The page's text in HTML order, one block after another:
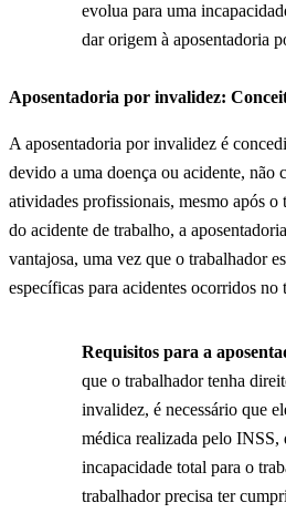
evolua para uma
dar origem à aposentadoria
Aposentadoria por invalidez:
A aposentadoria por invalidez é
devido a uma doença ou acidente, não
atividades profissionais, mesmo após
do acidente de trabalho, a
vantajosa, uma vez que o trabalhador
específicas para acidentes ocorridos no
Requisitos para a
que o trabalhador tenha
invalidez, é necessário que
médica realizada pelo INSS,
incapacidade total para o
trabalhador precisa ter